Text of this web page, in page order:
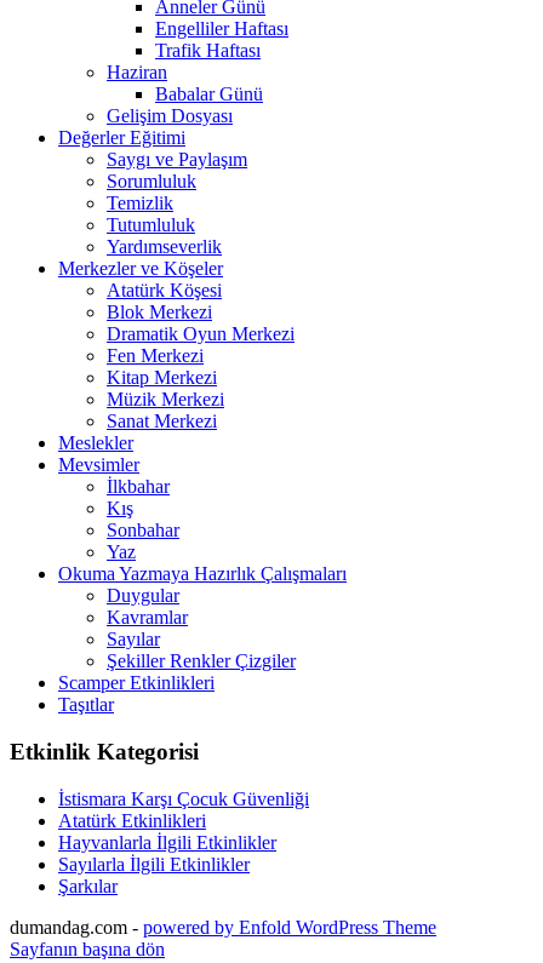
Anneler Günü
Engelliler Haftası
Trafik Haftası
Haziran
Babalar Günü
Gelişim Dosyası
Değerler Eğitimi
Saygı ve Paylaşım
Sorumluluk
Temizlik
Tutumluluk
Yardımseverlik
Merkezler ve Köşeler
Atatürk Köşesi
Blok Merkezi
Dramatik Oyun Merkezi
Fen Merkezi
Kitap Merkezi
Müzik Merkezi
Sanat Merkezi
Meslekler
Mevsimler
İlkbahar
Kış
Sonbahar
Yaz
Okuma Yazmaya Hazırlık Çalışmaları
Duygular
Kavramlar
Sayılar
Şekiller Renkler Çizgiler
Scamper Etkinlikleri
Taşıtlar
Etkinlik Kategorisi
İstismara Karşı Çocuk Güvenliği
Atatürk Etkinlikleri
Hayvanlarla İlgili Etkinlikler
Sayılarla İlgili Etkinlikler
Şarkılar
dumandag.com - powered by Enfold WordPress Theme
Sayfanın başına dön